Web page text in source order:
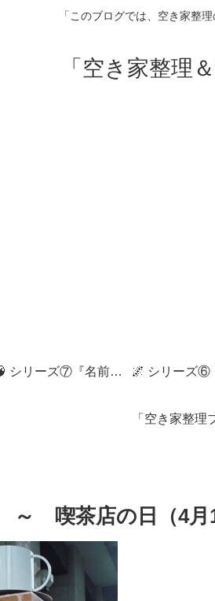
「このブログでは、空き家整
「空き家整理
🧠 シリーズ⑦『名前のない記憶』
喫茶店の日（4月